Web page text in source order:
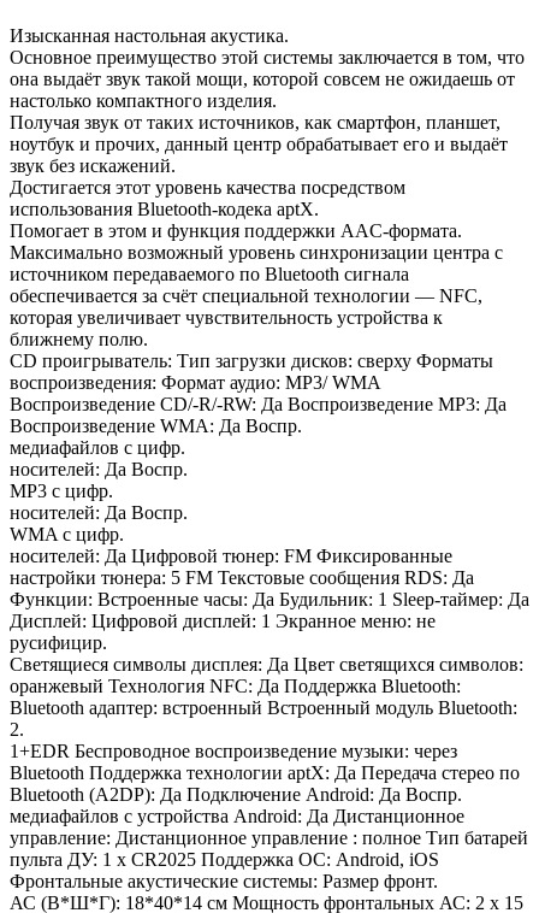
Изысканная настольная акустика.
Основное преимущество этой системы заключается в том, что
она выдаёт звук такой мощи, которой совсем не ожидаешь от
настолько компактного изделия.
Получая звук от таких источников, как смартфон, планшет,
ноутбук и прочих, данный центр обрабатывает его и выдаёт
звук без искажений.
Достигается этот уровень качества посредством
использования Bluetooth-кодека aptX.
Помогает в этом и функция поддержки AAC-формата.
Максимально возможный уровень синхронизации центра с
источником передаваемого по Bluetooth сигнала
обеспечивается за счёт специальной технологии — NFC,
которая увеличивает чувствительность устройства к
ближнему полю.
CD проигрыватель: Тип загрузки дисков: сверху Форматы
воспроизведения: Формат аудио: MP3/ WMA
Воспроизведение CD/-R/-RW: Да Воспроизведение MP3: Да
Воспроизведение WMA: Да Воспр.
медиафайлов с цифр.
носителей: Да Воспр.
MP3 с цифр.
носителей: Да Воспр.
WMA с цифр.
носителей: Да Цифровой тюнер: FM Фиксированные
настройки тюнера: 5 FM Текстовые сообщения RDS: Да
Функции: Встроенные часы: Да Будильник: 1 Sleep-таймер: Да
Дисплей: Цифровой дисплей: 1 Экранное меню: не
русифицир.
Светящиеся символы дисплея: Да Цвет светящихся символов:
оранжевый Технология NFC: Да Поддержка Bluetooth:
Bluetooth адаптер: встроенный Встроенный модуль Bluetooth:
2.
1+EDR Беспроводное воспроизведение музыки: через
Bluetooth Поддержка технологии aptX: Да Передача стерео по
Bluetooth (A2DP): Да Подключение Android: Да Воспр.
медиафайлов с устройства Android: Да Дистанционное
управление: Дистанционное управление : полное Тип батарей
пульта ДУ: 1 x CR2025 Поддержка ОС: Android, iOS
Фронтальные акустические системы: Размер фронт.
АС (В*Ш*Г): 18*40*14 см Мощность фронтальных АС: 2 x 15